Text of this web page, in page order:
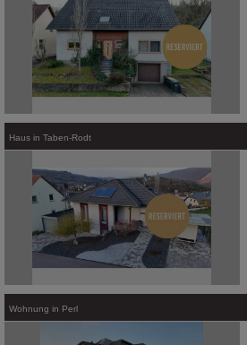
Haus in Taben-Rodt
Wohnung in Perl